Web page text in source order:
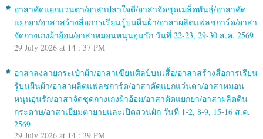
อาสาคัดแยกแว่นตา/อาสาปลาใจดี/อาสาจัดชุดเมล็ดพันธุ์/อาสาคัด
แยกยา/อาสาสร้างสื่อการเรียนรู้บนผืนผ้า/อาสาผลิตแฟลชการ์ด/อาสา
จัดกางเกงผ้าอ้อม/อาสาหมอนหนุนอุ่นรัก วันที่ 22-23, 29-30 ส.ค. 2569
29 July 2026 at 14 : 37 PM
อาสาลงลายกระเป๋าผ้า/อาสาเขียนศิลป์บนเสื้อ/อาสาสร้างสื่อการเรียน
รู้บนผืนผ้า/อาสาผลิตแฟลชการ์ด/อาสาคัดแยกแว่นตา/อาสาหมอน
หนุนอุ่นรัก/อาสาจัดชุดกางเกงผ้าอ้อม/อาสาคัดแยกยา/อาสาผลิตดิน
กระดาษ/อาสาเยี่ยมตายายและเปิดสวนผัก วันที่ 1-2, 8-9, 15-16 ส.ค.
2569
29 July 2026 at 14 : 39 PM